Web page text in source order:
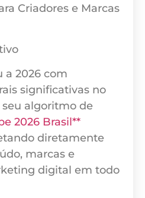
Criadores e Marcas
a 2026 com
significativas no
algoritmo de
2026 Brasil**
diretamente
marcas e
digital em todo